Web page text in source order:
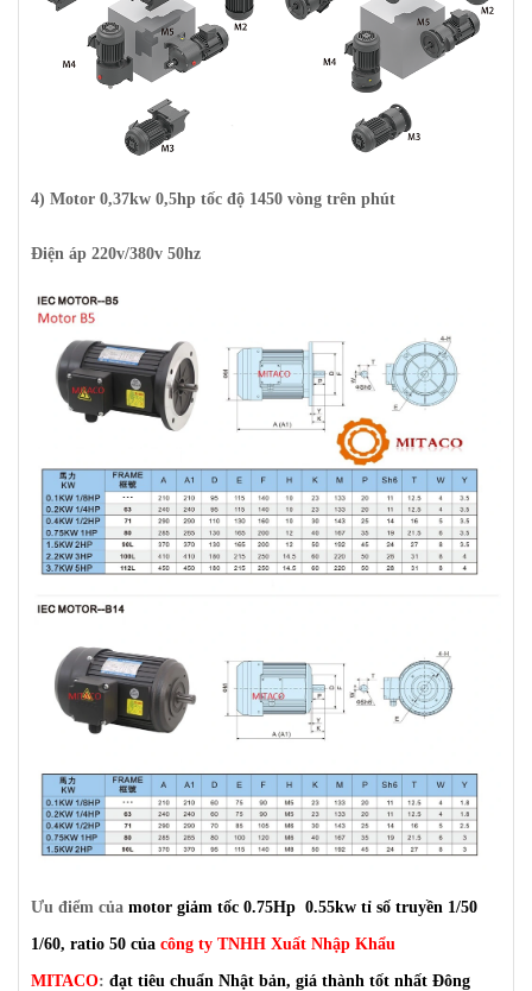
4) Motor 0,37kw 0,5hp tốc độ 1450 vòng trên phút
Điện áp 220v/380v 50hz
Ưu điểm của motor giảm tốc 0.75Hp 0.55kw tỉ số truyền 1/50
1/60, ratio 50 của công ty TNHH Xuất Nhập Khẩu
MITACO: đạt tiêu chuẩn Nhật bản, giá thành tốt nhất Đông